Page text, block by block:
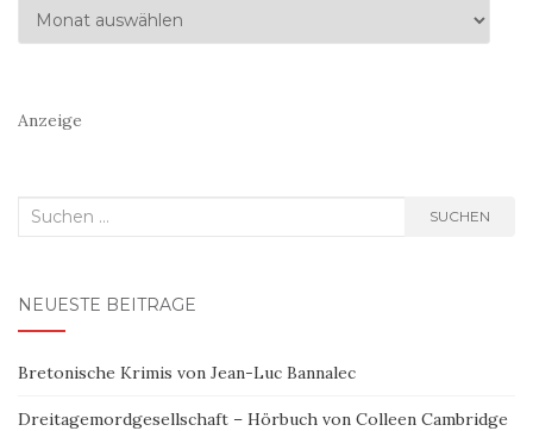
Archiv
Anzeige
Suchen
SUCHEN
NEUESTE BEITRÄGE
Bretonische Krimis von Jean-Luc Bannalec
Dreitagemordgesellschaft – Hörbuch von Colleen Cambridge